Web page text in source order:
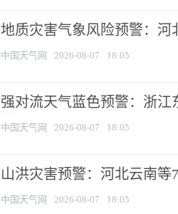
地质灾害气象风险预警：河
中国天气网 2026-08-07 18:05
强对流天气蓝色预警：浙江
中国天气网 2026-08-07 18:05
山洪灾害预警：河北云南
中国天气网 2026-08-07 18:05